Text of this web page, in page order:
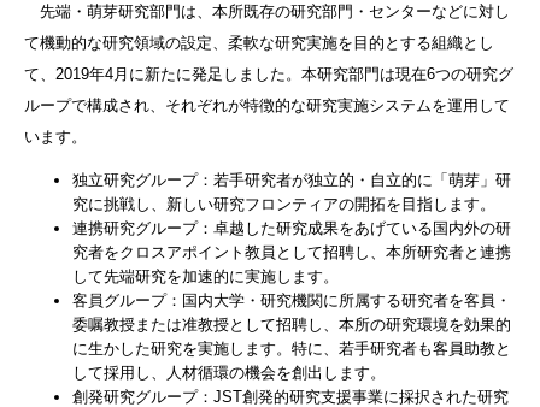
先端・萌芽研究部門は、本所既存の研究部門・センターなどに対し
て機動的な研究領域の設定、柔軟な研究実施を目的とする組織とし
て、2019年4月に新たに発足しました。本研究部門は現在6つの研究グ
ループで構成され、それぞれが特徴的な研究実施システムを運用して
います。
独立研究グループ：若手研究者が独立的・自立的に「萌芽」研
究に挑戦し、新しい研究フロンティアの開拓を目指します。
連携研究グループ：卓越した研究成果をあげている国内外の研
究者をクロスアポイント教員として招聘し、本所研究者と連携
して先端研究を加速的に実施します。
客員グループ：国内大学・研究機関に所属する研究者を客員・
委嘱教授または准教授として招聘し、本所の研究環境を効果的
に生かした研究を実施します。特に、若手研究者も客員助教と
して採用し、人材循環の機会を創出します。
創発研究グループ：JST創発的研究支援事業に採択された研究